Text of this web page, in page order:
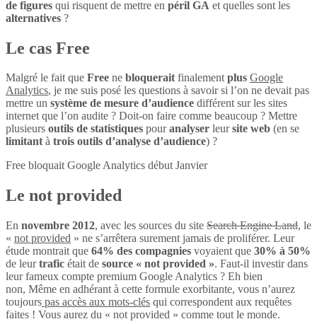
de figures qui risquent de mettre en péril GA et quelles sont les
alternatives ?
Le cas Free
Malgré le fait que Free ne bloqueraitfinalementplus Google
Analytics, je me suis posé les questions à savoir si l’on ne devait pas
mettre un système de mesure d’audience différent sur les sites
internet que l’on audite ? Doit-on faire comme beaucoup ? Mettre
plusieurs outils de statistiques pouranalyser leursite web (en se
limitantà trois outils d’analyse d’audience) ?
Free bloquait Google Analytics début Janvier
Le not provided
En novembre 2012, avec les sources du site Search Engine Land, le
« not provided » ne s’arrêtera surement jamais de proliférer. Leur
étude montrait que 64% des compagnies voyaient que 30% à 50%
de leurtrafic était de source « not provided ». Faut-il investir dans
leur fameux compte premium Google Analytics ? Eh bien
non, Même en adhérant à cette formule exorbitante, vous n’aurez
toujours pas accès aux mots-clés qui correspondent aux requêtes
faites ! Vous aurez du « not provided » comme tout le monde.